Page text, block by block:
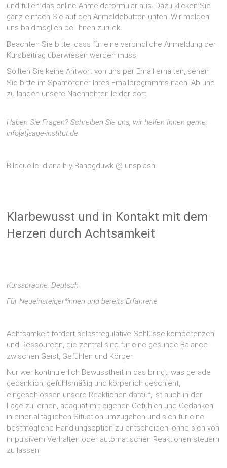
und füllen das online-Anmeldeformular aus. Dazu klicken Sie
ganz einfach Sie auf den Anmeldebutton unten. Wir melden
uns baldmöglich bei Ihnen zurück.
Beachten Sie bitte, dass für eine verbindliche Anmeldung der
Kursbeitrag überwiesen werden muss.
Sollten Sie keine Antwort von uns per Email erhalten, sehen
Sie bitte im Spamordner Ihres Emailprogramms nach. Ab und
zu landen unsere Nachrichten leider dort.
Haben Sie Fragen? Schreiben Sie uns, wir helfen Ihnen gerne:
info[at]sage-institut.de
Bildquelle: diana-h-y-Banpgduwk @ unsplash
Klarbewusst und in Kontakt mit dem
Herzen durch Achtsamkeit
Kurssprache: Deutsch
Für Neueinsteiger*innen und bereits Erfahrene
Achtsamkeit fördert selbstregulative Schlüsselkompetenzen
und Ressourcen, die zentral sind für eine gesunde Balance
zwischen Geist, Gefühlen und Körper.
Nur wer kontinuierlich Bewusstheit in das bringt, was gerade
gedanklich, gefühlsmäßig und körperlich geschieht,
eingeschlossen unsere Reaktionen darauf, ist auch in der
Lage zu lernen, adäquat mit eigenen Gefühlen und Gedanken
in einer alltäglichen Situation umzugehen und sich für eine
bestmögliche Handlungsoption zu entscheiden, ohne sich von
impulsivem Verhalten oder automatischen Reaktionen steuern
zu lassen.